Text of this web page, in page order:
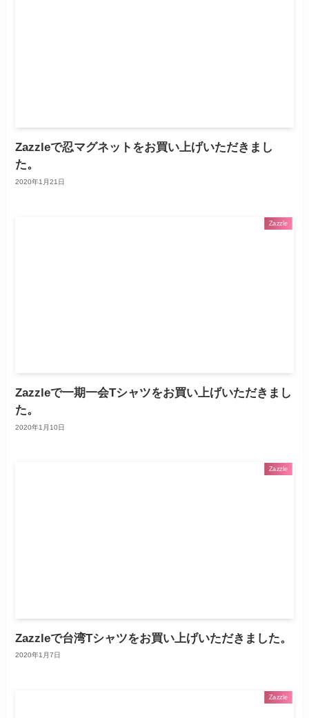
Zazzleで忍マグネットをお買い上げいただきまし
た。
2020年1月21日
Zazzle
Zazzleで一期一会Tシャツをお買い上げいただきまし
た。
2020年1月10日
Zazzle
Zazzleで台湾Tシャツをお買い上げいただきました。
2020年1月7日
Zazzle